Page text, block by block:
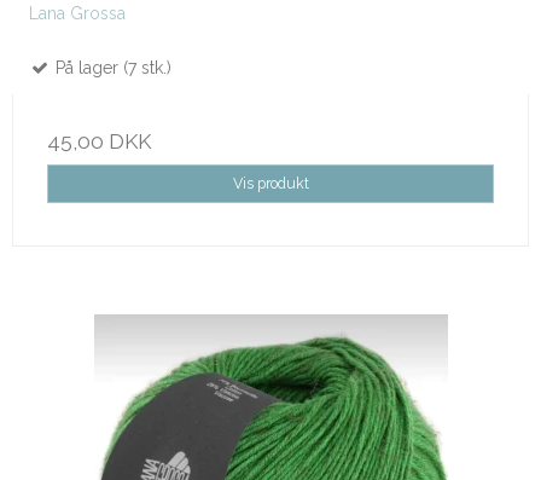
Lana Grossa
På lager (7 stk.)
45,00 DKK
Vis produkt